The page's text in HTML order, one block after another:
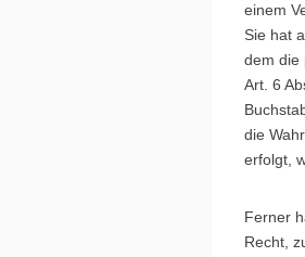
einem
Sie hat
dem die
Art. 6
die
erfolgt,
Ferner
Recht,